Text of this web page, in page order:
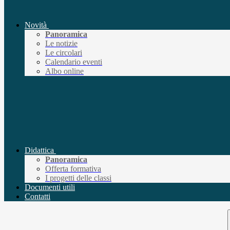
Novità
Panoramica
Le notizie
Le circolari
Calendario eventi
Albo online
Didattica
Panoramica
Offerta formativa
I progetti delle classi
Documenti utili
Contatti